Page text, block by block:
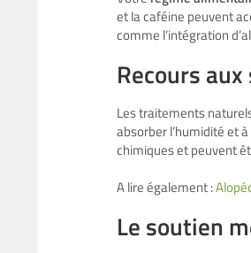
et la caféine peuvent
comme l’intégration
Recours
Les traitements
absorber l’humidité et
chimiques et peuvent
A lire également :
Le soutien